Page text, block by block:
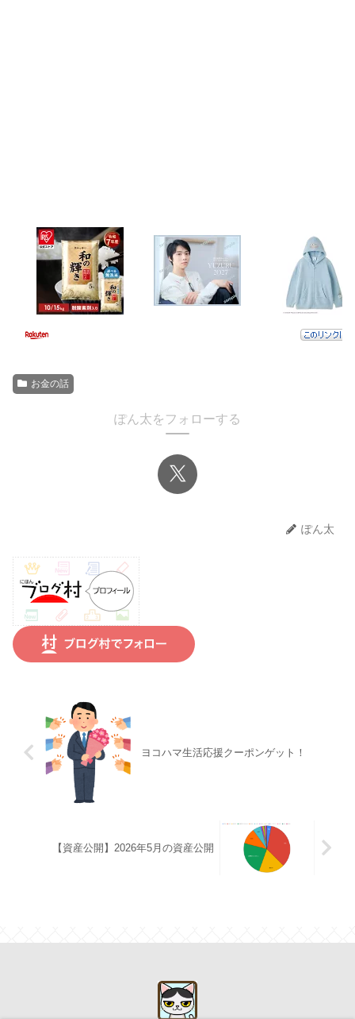
お金の話
ぽん太をフォローする
ぽん太
ヨコハマ生活応援クーポンゲット！
【資産公開】2026年5月の資産公開